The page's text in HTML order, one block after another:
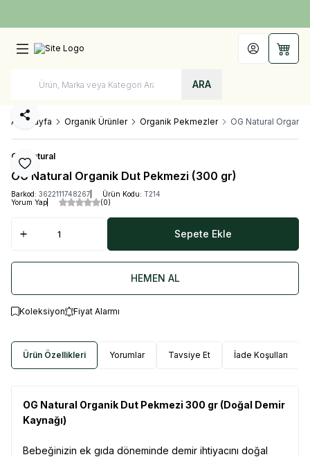
ARA
Hesabım
Ana Sayfa Organik Ürünler Organik Pekmezler OG Natural
Favoriye Ekle
Paylaş
OG Natural
OG Natural Organik Dut Pekmezi (300 gr)
Barkod: 3622111748267 Ürün Kodu: T214
Yorum Yap
(0)
Sepete Ekle
HEMEN AL
Koleksiyon Fiyat Alarmı
Ürün Özellikleri Yorumlar Tavsiye Et İade Koşulları
OG Natural Organik Dut Pekmezi 300 gr (Doğal Demir
Kaynağı)
Bebeğinizin ek gıda döneminde demir ihtiyacını doğal